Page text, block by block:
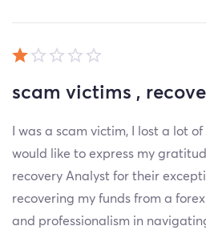
scam victims ,
I was a scam victim, I lost a lot of
would like to express my
recovery Analyst for their
recovering my funds from a
and professionalism in